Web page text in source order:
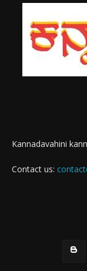
Kannadavahini
Contact us: